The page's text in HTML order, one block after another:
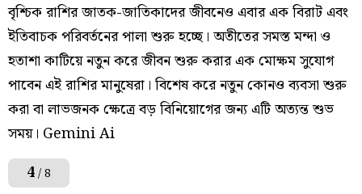
বৃশ্চিক রাশির জাতক-জাতিকাদের জীবনেও এবার এক বিরাট এবং
ইতিবাচক পরিবর্তনের পালা শুরু হচ্ছে। অতীতের সমস্ত মন্দা ও
হতাশা কাটিয়ে নতুন করে জীবন শুরু করার এক মোক্ষম সুযোগ
পাবেন এই রাশির মানুষেরা। বিশেষ করে নতুন কোনও ব্যবসা শুরু
করা বা লাভজনক ক্ষেত্রে বড় বিনিয়োগের জন্য এটি অত্যন্ত শুভ
সময়। Gemini Ai
4/ 8